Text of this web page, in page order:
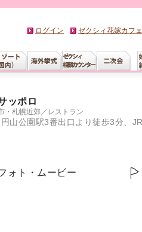
ログイン ゼクシィ花嫁カフ
ッポロ
・札幌近郊 ／ レストラン
山公園駅3番出口より徒歩3分、
ォト・ムービー